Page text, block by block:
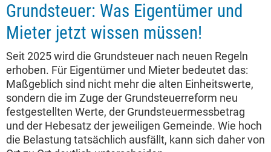
Grundsteuer: Was Eigentümer und
Mieter jetzt wissen müssen!
Seit 2025 wird die Grundsteuer nach neuen Regeln
erhoben. Für Eigentümer und Mieter bedeutet das:
Maßgeblich sind nicht mehr die alten Einheitswerte,
sondern die im Zuge der Grundsteuerreform neu
festgestellten Werte, der Grundsteuermessbetrag
und der Hebesatz der jeweiligen Gemeinde. Wie hoch
die Belastung tatsächlich ausfällt, kann sich daher von